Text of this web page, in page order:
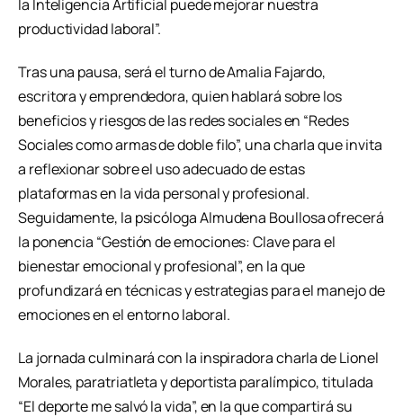
la Inteligencia Artificial puede mejorar nuestra
productividad laboral”.
Tras una pausa, será el turno de Amalia Fajardo,
escritora y emprendedora, quien hablará sobre los
beneficios y riesgos de las redes sociales en “Redes
Sociales como armas de doble filo”, una charla que invita
a reflexionar sobre el uso adecuado de estas
plataformas en la vida personal y profesional.
Seguidamente, la psicóloga Almudena Boullosa ofrecerá
la ponencia “Gestión de emociones: Clave para el
bienestar emocional y profesional”, en la que
profundizará en técnicas y estrategias para el manejo de
emociones en el entorno laboral.
La jornada culminará con la inspiradora charla de Lionel
Morales, paratriatleta y deportista paralímpico, titulada
“El deporte me salvó la vida”, en la que compartirá su